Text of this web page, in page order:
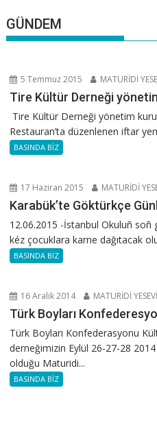
GÜNDEM
5 Temmuz 2015 MATURİDİ
Tire Kültür Derneği
Tire Kültür Derneği yönetim
Restauran’ta düzenlenen iftar
BASINDA BİZ
17 Haziran 2015 MATURİDİ
Karabük’te Göktürkçe
12.06.2015 -İstanbul Okuluñ soñ
kéz çocuklara karne dağıtacak
BASINDA BİZ
16 Aralık 2014 MATURİDİ
Türk Boyları
Türk Boyları Konfederasyonu
derneğimizin Eylül 26-27-28
olduğu Maturidi...
BASINDA BİZ